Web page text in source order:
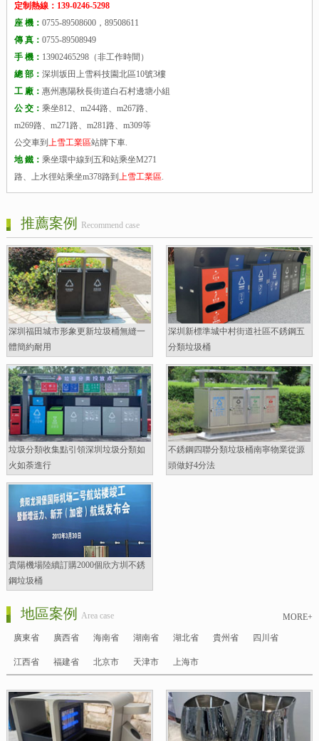
定制熱線：139-0246-5298
座 機： 0755-89508600，89508611
傳 真： 0755-89508949
手 機： 13902465298（非工作時間）
總 部： 深圳坂田上雪科技園北區10號3樓
工 廠： 惠州惠陽秋長街道白石村邊塘小組
公 交： 乘坐812、m244路、m267路、
m269路、m271路、m281路、m309等
公交車到 上雪工業區站牌下車.
地 鐵： 乘坐環中線到五和站乘坐M271
路、上水徑站乘坐m378路到 上雪工業區.
推薦案例 Recommend case
深圳福田城市形象更新垃圾桶無縫一
體簡約耐用
深圳新標準城中村街道社區不銹鋼五
分類垃圾桶
垃圾分類收集點引領深圳垃圾分類如
火如荼進行
不銹鋼四聯分類垃圾桶南寧物業從源
頭做好4分法
貴陽機場陸續訂購2000個欣方圳不銹
鋼垃圾桶
MORE+
地區案例 Area case
廣東省 廣西省 海南省 湖南省 湖北省 貴州省 四川省
江西省 福建省 北京市 天津市 上海市